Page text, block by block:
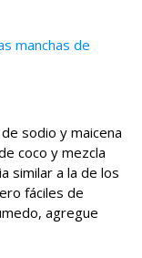
manchas de
sodio y maicena
coco y mezcla
similar a la de los
fáciles de
agregue